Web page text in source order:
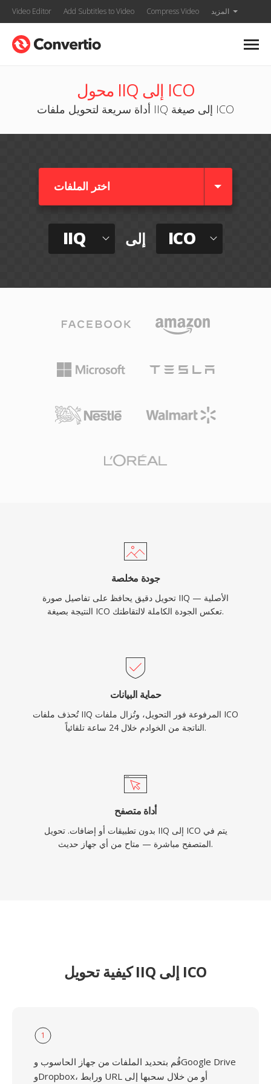
Video Editor Add Subtitles to Video Compress Video المزيد
محول IIQ إلى ICO
أداة سريعة لتحويل ملفات IIQ إلى صيغة ICO
اختر الملفات
IIQ إلى ICO
جودة مخلصة
تحويل دقيق يحافظ على تفاصيل صورة IIQ الأصلية —
النتيجة بصيغة ICO تعكس الجودة الكاملة لالتقاطتك.
حماية البيانات
تُحذف ملفات IIQ المرفوعة فور التحويل، وتُزال ملفات ICO
الناتجة من الخوادم خلال 24 ساعة تلقائياً.
أداة متصفح
بدون تطبيقات أو إضافات. تحويل IIQ إلى ICO يتم في
المتصفح مباشرة — متاح من أي جهاز حديث.
كيفية تحويل IIQ إلى ICO
1
قُم بتحديد الملفات من جهاز الحاسوب وGoogle Drive
وDropbox، ورابط URL أو من خلال سحبها إلى